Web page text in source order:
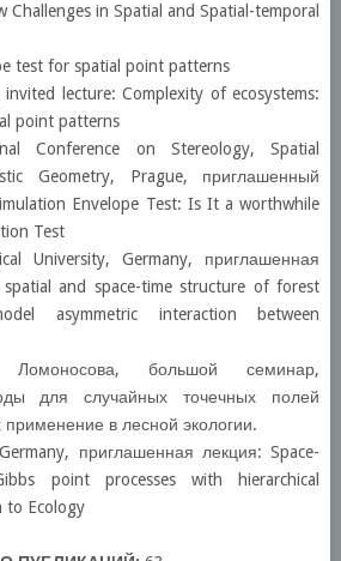
Challenges in Spatial and Spatial-temporal
test for spatial point patterns
lecture: Complexity of ecosystems:
point patterns
Conference on Stereology, Spatial
Geometry, Prague, приглашенный
Envelope Test: Is It a worthwhile
Test
University, Germany, приглашенная
and space-time structure of forest
asymmetric interaction between
большой семинар,
для случайных точечных полей
применение в лесной экологии.
приглашенная лекция: Space-
point processes with hierarchical
to Ecology